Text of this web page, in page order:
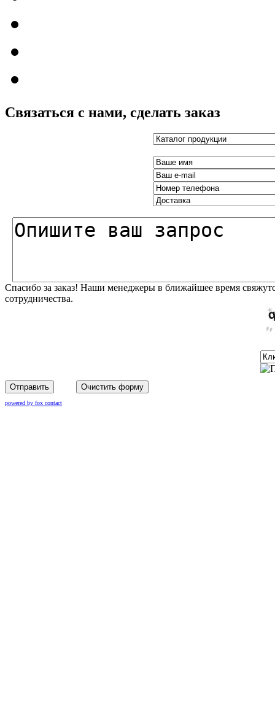
Связаться с нами, сделать заказ
Спасибо за заказ! Наши менеджеры в ближайшее время
сотрудничества.
Отправить Очистить форму
powered by fox contact